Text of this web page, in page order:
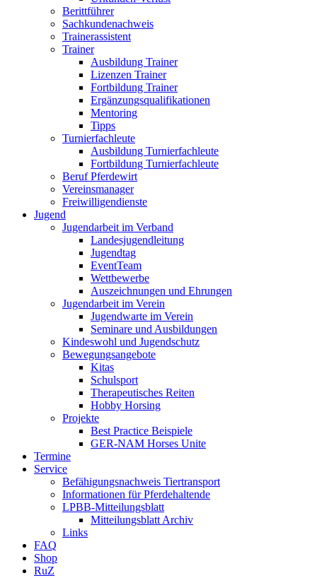
Berittführer
Sachkundenachweis
Trainerassistent
Trainer
Ausbildung Trainer
Lizenzen Trainer
Fortbildung Trainer
Ergänzungsqualifikationen
Mentoring
Tipps
Turnierfachleute
Ausbildung Turnierfachleute
Fortbildung Turnierfachleute
Beruf Pferdewirt
Vereinsmanager
Freiwilligendienste
Jugend
Jugendarbeit im Verband
Landesjugendleitung
Jugendtag
EventTeam
Wettbewerbe
Auszeichnungen und Ehrungen
Jugendarbeit im Verein
Jugendwarte im Verein
Seminare und Ausbildungen
Kindeswohl und Jugendschutz
Bewegungsangebote
Kitas
Schulsport
Therapeutisches Reiten
Hobby Horsing
Projekte
Best Practice Beispiele
GER-NAM Horses Unite
Termine
Service
Befähigungsnachweis Tiertransport
Informationen für Pferdehaltende
LPBB-Mitteilungsblatt
Mitteilungsblatt Archiv
Links
FAQ
Shop
RuZ